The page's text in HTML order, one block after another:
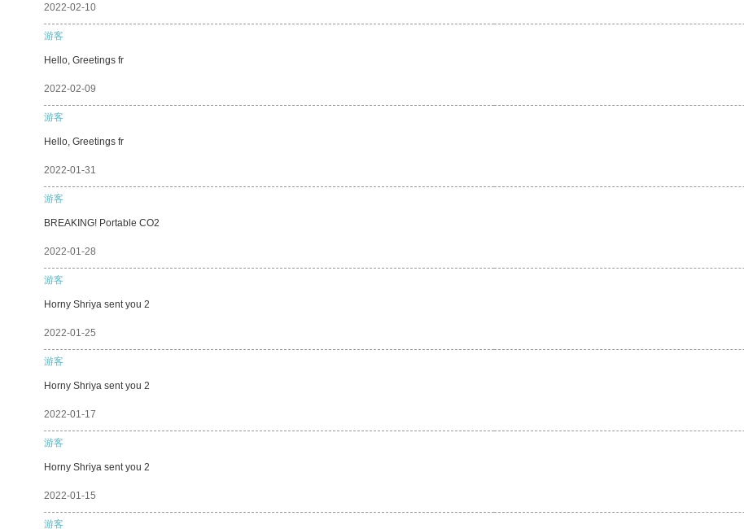
2022-02-10
游客
Hello, Greetings fr
2022-02-09
游客
Hello, Greetings fr
2022-01-31
游客
BREAKING! Portable CO2
2022-01-28
游客
Horny Shriya sent you 2
2022-01-25
游客
Horny Shriya sent you 2
2022-01-17
游客
Horny Shriya sent you 2
2022-01-15
游客